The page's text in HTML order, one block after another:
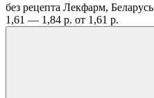
без рецепта Лекфарм, Беларусь
1,61 — 1,84 р. от 1,61 р.